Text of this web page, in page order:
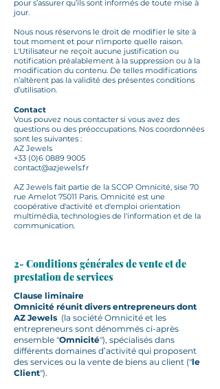
pour s’assurer qu’ils sont informés de toute mise à
jour.
Nous nous réservons le droit de modifier le site à
tout moment et pour n'importe quelle raison.
L'Utilisateur ne reçoit aucune justification ou
notification préalablement à la suppression ou à la
modification du contenu. De telles modifications
n’altèrent pas la validité des présentes conditions
d’utilisation.
Contact
Vous pouvez nous contacter si vous avez des
questions ou des préoccupations. Nos coordonnées
sont les suivantes :
AZ Jewels
+33 (0)6 0889 9005
contact@azjewels.fr
AZ Jewels fait partie de la SCOP Omnicité, sise 70
rue Amelot 75011 Paris. Omnicité est une
coopérative d'activité et d'emploi orientation
multimédia, technologies de l'information et de la
communication.
2- Conditions générales de vente et de
prestation de services
Clause liminaire
Omnicité réunit divers entrepreneurs dont
AZ Jewels (la société Omnicité et les
entrepreneurs sont dénommés ci-après
ensemble "Omnicité"), spécialisés dans
différents domaines d’activité qui proposent
des services ou la vente de biens au client ("le
Client").